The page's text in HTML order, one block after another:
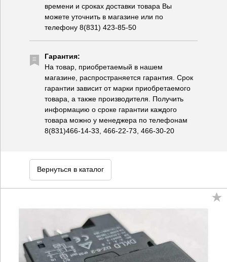
времени и сроках доставки товара Вы
можете уточнить в магазине или по
телефону 8(831) 423-85-50
Гарантия:
На товар, приобретаемый в нашем
магазине, распространяется гарантия. Срок
гарантии зависит от марки приобретаемого
товара, а также производителя. Получить
информацию о сроке гарантии каждого
товара можно у менеджера по телефонам
8(831)466-14-33, 466-22-73, 466-30-20
Вернуться в каталог